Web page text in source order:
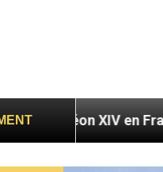
XIV en France : le